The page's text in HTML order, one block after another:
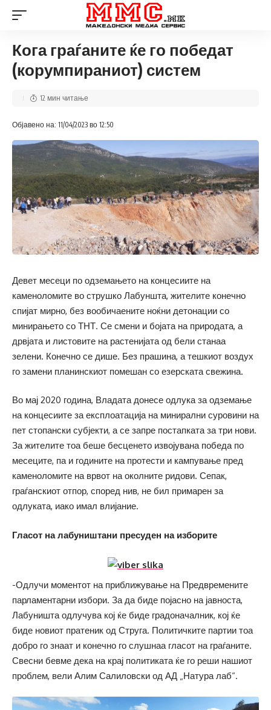
Кога граѓаните ќе го победат
(корумпираниот) систем
Објавено на: 11/04/2023 во 12:50
12 мин читање
Девет месеци по одземањето на концесиите на
каменоломите во струшко Лабуншта, жителите конечно
спијат мирно, без вообичаените ноќни детонации со
минирањето со ТНТ. Се смени и бојата на природата, а
дрвјата и листовите на растенијата од бели станаа
зелени. Конечно се дише. Без прашина, а тешкиот воздух
го замени планинскиот помешан со езерската свежина.
Во мај 2020 година, Владата донесе одлука за одземање
на концесиите за експлоатација на минирални суровини на
пет стопански субјекти, а се запре постапката за три нови.
За жителите тоа беше бесценето извојувана победа по
месеците, па и годините на протести и кампување пред
каменоломите на врвот на околните ридови. Сепак,
граѓанскиот отпор, според нив, не бил примарен за
одлуката, иако имал влијание.
Гласот на лабуништани пресуден на изборите
-Одлучи моментот на приближување на Предвремените
парламентарни избори. За да биде појасно на јавноста,
Лабуништа одлучува кој ќе биде градоначалник, кој ќе
биде новиот пратеник од Струга. Политичките партии тоа
добро го знаат и конечно го слушнаа гласот на граѓаните.
Свесни бевме дека на крај политиката ќе го реши нашиот
проблем, вели Алим Салиловски од АД „Натура лаб“.